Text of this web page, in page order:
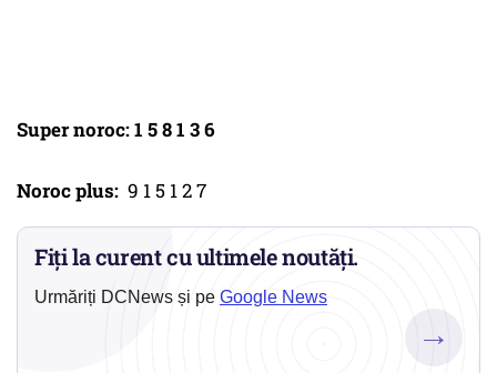
Super noroc: 1 5 8 1 3 6
Noroc plus: 9 1 5 1 2 7
Fiți la curent cu ultimele noutăți.
Urmăriți DCNews și pe Google News
→